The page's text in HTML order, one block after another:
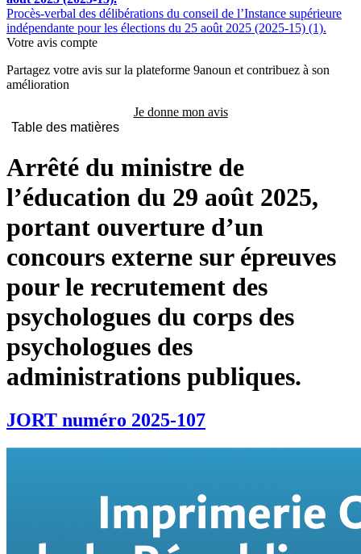
Procès-verbal des délibérations du conseil de l’Instance supérieure
indépendante pour les élections du 25 août 2025 (2025-15) (1).
Votre avis compte
Partagez votre avis sur la plateforme 9anoun et contribuez à son
amélioration
Je donne mon avis
Table des matières
Arrêté du ministre de
l’éducation du 29 août 2025,
portant ouverture d’un
concours externe sur épreuves
pour le recrutement des
psychologues du corps des
psychologues des
administrations publiques.
JORT numéro 2025-107